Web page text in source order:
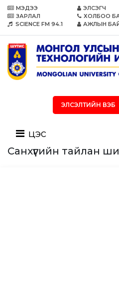
МЭДЭЭ
ЗАРЛАЛ
SCIENCE FM 94.1
ЭЛСЭГЧ
ХОЛБОО
АЖЛЫН
ЭЛСЭЛТИЙН ВЭБ
цэс
Санхүүгийн тайлан